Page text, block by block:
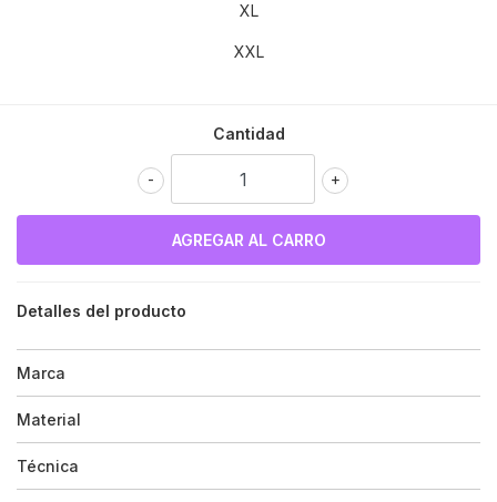
XL
XXL
Cantidad
+
-
Detalles del producto
Marca
Material
Técnica